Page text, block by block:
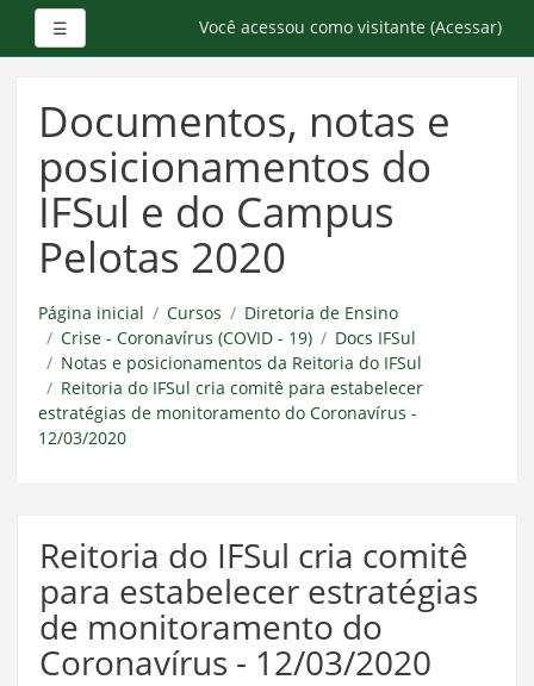
principal
☰ Você acessou como visitante (Acessar)
Documentos, notas e
posicionamentos do
IFSul e do Campus
Pelotas 2020
Página inicial Cursos
Diretoria de Ensino
Crise - Coronavírus (COVID - 19)
Docs IFSul
Notas e posicionamentos da Reitoria do IFSul
Reitoria do IFSul cria comitê para estabelecer
estratégias de monitoramento do Coronavírus -
12/03/2020
Reitoria do IFSul cria comitê
para estabelecer estratégias
de monitoramento do
Coronavírus - 12/03/2020